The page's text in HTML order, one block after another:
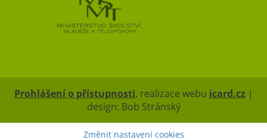
Prohlášení o přístupnosti, realizace webu icard.cz|
design: Bob Stránský
Změnit nastavení cookies